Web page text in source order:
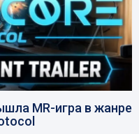
MR-игра в жанре